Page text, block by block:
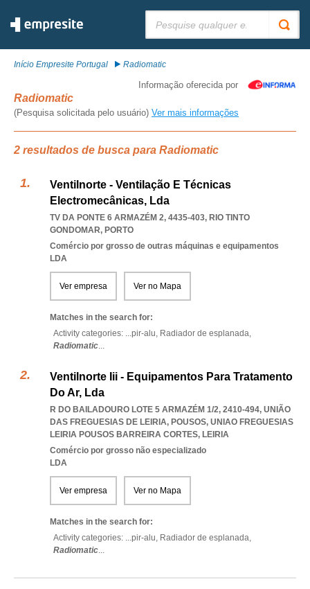
Início Empresite Portugal Radiomatic
Informação oferecida por
Radiomatic
(Pesquisa solicitada pelo usuário) Ver mais informações
2 resultados de busca para Radiomatic
Ventilnorte - Ventilação E Técnicas
Electromecânicas, Lda
TV DA PONTE 6 ARMAZÉM 2, 4435-403, RIO TINTO
GONDOMAR, PORTO
Comércio por grosso de outras máquinas e equipamentos
LDA
Ver empresa Ver no Mapa
Matches in the search for:
Activity categories: ...pir-alu, Radiador de esplanada,
Radiomatic...
Ventilnorte Iii - Equipamentos Para Tratamento
Do Ar, Lda
R DO BAILADOURO LOTE 5 ARMAZÉM 1/2, 2410-494, UNIÃO
DAS FREGUESIAS DE LEIRIA, POUSOS, UNIAO FREGUESIAS
LEIRIA POUSOS BARREIRA CORTES, LEIRIA
Comércio por grosso não especializado
LDA
Ver empresa Ver no Mapa
Matches in the search for:
Activity categories: ...pir-alu, Radiador de esplanada,
Radiomatic...